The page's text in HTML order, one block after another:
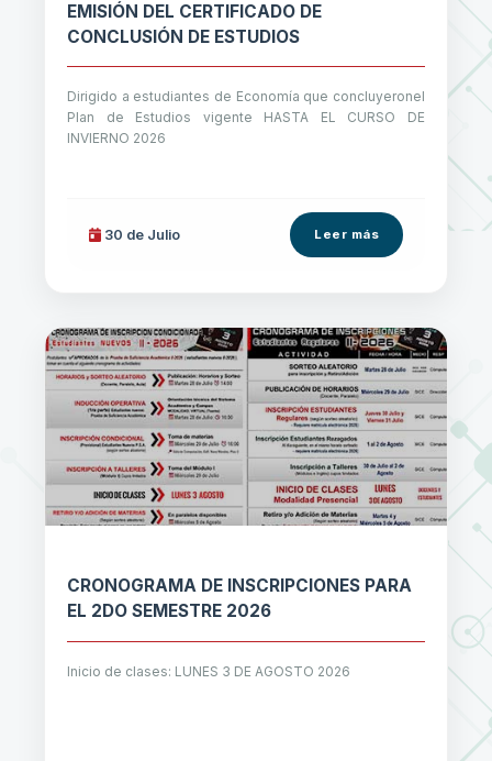
EMISIÓN DEL CERTIFICADO DE
CONCLUSIÓN DE ESTUDIOS
Dirigido a estudiantes de Economía que concluyeronel
Plan de Estudios vigente HASTA EL CURSO DE
INVIERNO 2026
30 de Julio Leer más
CRONOGRAMA DE INSCRIPCIONES PARA
EL 2DO SEMESTRE 2026
Inicio de clases: LUNES 3 DE AGOSTO 2026